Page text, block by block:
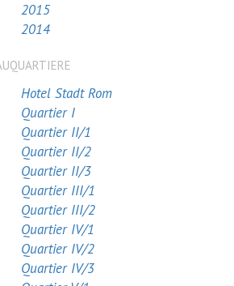
2015
2014
Hotel Stadt Rom
Quartier I
Quartier II/1
Quartier II/2
Quartier II/3
Quartier III/1
Quartier III/2
Quartier IV/1
Quartier IV/2
Quartier IV/3